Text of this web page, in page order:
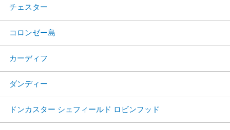
チェスター
コロンゼー島
カーディフ
ダンディー
ドンカスター シェフィールド ロビンフッド